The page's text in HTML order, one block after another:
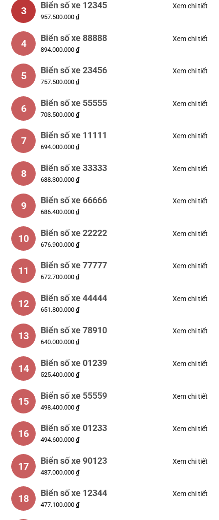
3 Biển số xe 12345
957.500.000 ₫
Xem chi tiết
4 Biển số xe 88888
894.000.000 ₫
Xem chi tiết
5 Biển số xe 23456
757.500.000 ₫
Xem chi tiết
6 Biển số xe 55555
703.500.000 ₫
Xem chi tiết
7 Biển số xe 11111
694.000.000 ₫
Xem chi tiết
8 Biển số xe 33333
688.300.000 ₫
Xem chi tiết
9 Biển số xe 66666
686.400.000 ₫
Xem chi tiết
10 Biển số xe 22222
676.900.000 ₫
Xem chi tiết
11 Biển số xe 77777
672.700.000 ₫
Xem chi tiết
12 Biển số xe 44444
651.800.000 ₫
Xem chi tiết
13 Biển số xe 78910
640.000.000 ₫
Xem chi tiết
14 Biển số xe 01239
525.400.000 ₫
Xem chi tiết
15 Biển số xe 55559
498.400.000 ₫
Xem chi tiết
16 Biển số xe 01233
494.600.000 ₫
Xem chi tiết
17 Biển số xe 90123
487.000.000 ₫
Xem chi tiết
18 Biển số xe 12344
477.100.000 ₫
Xem chi tiết